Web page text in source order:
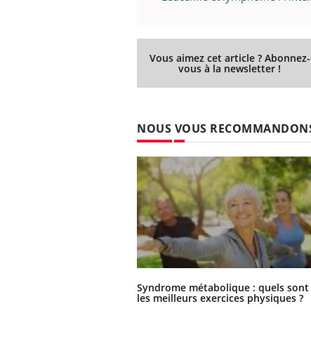
Vous aimez cet article ? Abonnez-
vous à la newsletter !
NOUS VOUS
Syndrome métabolique : quels sont
les meilleurs exercices physiques ?